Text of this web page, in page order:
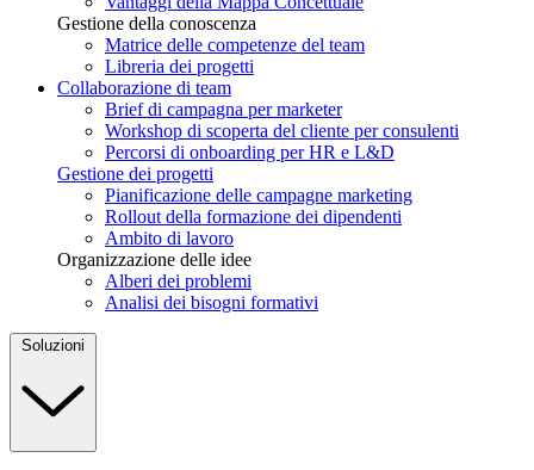
Gestione della conoscenza
Matrice delle competenze del team
Libreria dei progetti
Collaborazione di team
Brief di campagna per marketer
Workshop di scoperta del cliente per consulenti
Percorsi di onboarding per HR e L&D
Gestione dei progetti
Pianificazione delle campagne marketing
Rollout della formazione dei dipendenti
Ambito di lavoro
Organizzazione delle idee
Alberi dei problemi
Analisi dei bisogni formativi
Soluzioni